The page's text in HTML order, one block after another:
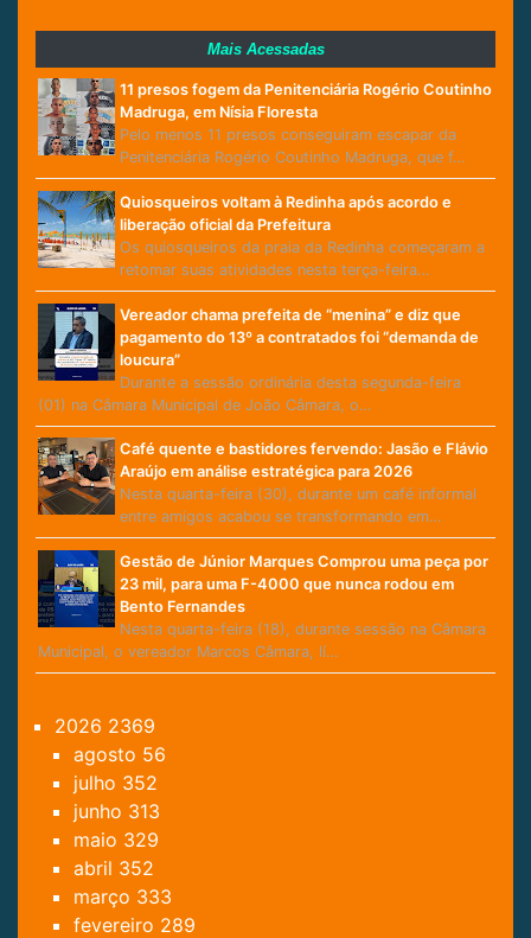
Mais Acessadas
11 presos fogem da Penitenciária Rogério Coutinho
Madruga, em Nísia Floresta
Pelo menos 11 presos conseguiram escapar da
Penitenciária Rogério Coutinho Madruga, que f…
Quiosqueiros voltam à Redinha após acordo e
liberação oficial da Prefeitura
Os quiosqueiros da praia da Redinha começaram a
retomar suas atividades nesta terça-feira…
Vereador chama prefeita de “menina” e diz que
pagamento do 13º a contratados foi “demanda de
loucura”
Durante a sessão ordinária desta segunda-feira
(01) na Câmara Municipal de João Câmara, o…
Café quente e bastidores fervendo: Jasão e Flávio
Araújo em análise estratégica para 2026
Nesta quarta-feira (30), durante um café informal
entre amigos acabou se transformando em…
Gestão de Júnior Marques Comprou uma peça por
23 mil, para uma F-4000 que nunca rodou em
Bento Fernandes
Nesta quarta-feira (18), durante sessão na Câmara
Municipal, o vereador Marcos Câmara, lí…
2026 2369
agosto 56
julho 352
junho 313
maio 329
abril 352
março 333
fevereiro 289